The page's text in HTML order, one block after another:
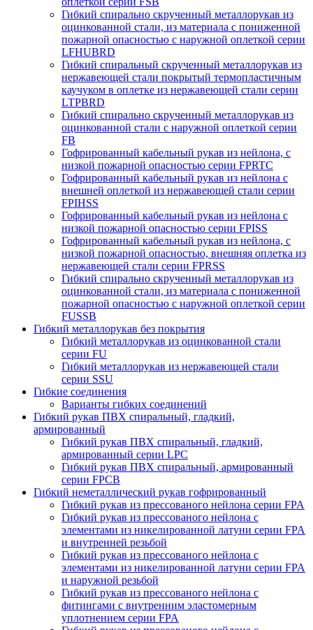
Гибкий спирально скрученный металлорукав из
оцинкованной стали, из материала с пониженной
пожарной опасностью с наружной оплеткой серии
LFHUBRD
Гибкий спиральный скрученный металлорукав из
нержавеющей стали покрытый термопластичным
каучуком в оплетке из нержавеющей стали серии
LTPBRD
Гибкий спирально скрученный металлорукав из
оцинкованной стали с наружной оплеткой серии
FB
Гофрированный кабельный рукав из нейлона, с
низкой пожарной опасностью серии FPRTC
Гофрированный кабельный рукав из нейлона с
внешней оплеткой из нержавеющей стали серии
FPIHSS
Гофрированный кабельный рукав из нейлона с
низкой пожарной опасностью серии FPISS
Гофрированный кабельный рукав из нейлона, с
низкой пожарной опасностью, внешняя оплетка из
нержавеющей стали серии FPRSS
Гибкий спирально скрученный металлорукав из
оцинкованной стали, из материала с пониженной
пожарной опасностью с наружной оплеткой серии
FUSSB
Гибкий металлорукав без покрытия
Гибкий металлорукав из оцинкованной стали
серии FU
Гибкий металлорукав из нержавеющей стали
серии SSU
Гибкие соединения
Варианты гибких соединений
Гибкий рукав ПВХ спиральный, гладкий,
армированный
Гибкий рукав ПВХ спиральный, гладкий,
армированный серии LPC
Гибкий рукав ПВХ спиральный, армированный
серии FPCB
Гибкий неметаллический рукав гофрированный
Гибкий рукав из прессованого нейлона серии FPA
Гибкий рукав из прессованого нейлона c
элементами из никелированной латуни серии FPA
и внутренней резьбой
Гибкий рукав из прессованого нейлона c
элементами из никелированной латуни серии FPA
и наружной резьбой
Гибкий рукав из прессованого нейлона с
фитингами с внутренним эластомерным
уплотнением серии FPA